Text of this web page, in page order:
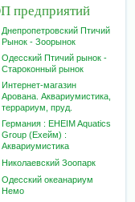
предприятий
Днепропетровский Птичий
Рынок - Зоорынок
Одесский Птичий рынок -
Староконный рынок
Интернет-магазин
Aрована. Аквариумистика,
террариум, пруд.
Германия : EHEIM Aquatics
Group (Ехейм) :
Аквариумистика
Николаевский Зоопарк
Одесский океанариум
Немо